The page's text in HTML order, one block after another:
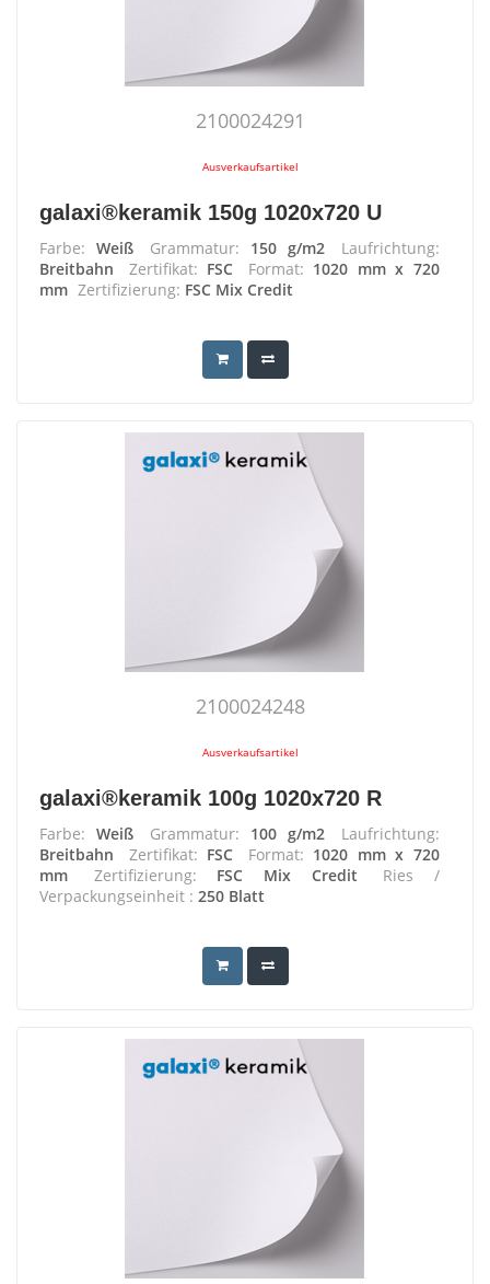
2100024291
Ausverkaufsartikel
galaxi®keramik 150g 1020x720 U
Farbe: Weiß Grammatur: 150 g/m2
Laufrichtung:
Breitbahn
Zertifikat: FSC Format: 1020 mm x 720
mm Zertifizierung: FSC Mix Credit
2100024248
Ausverkaufsartikel
galaxi®keramik 100g 1020x720 R
Farbe: Weiß Grammatur: 100 g/m2
Laufrichtung:
Breitbahn
Zertifikat: FSC Format: 1020 mm x 720
mm
Zertifizierung: FSC Mix Credit
Ries /
Verpackungseinheit : 250 Blatt